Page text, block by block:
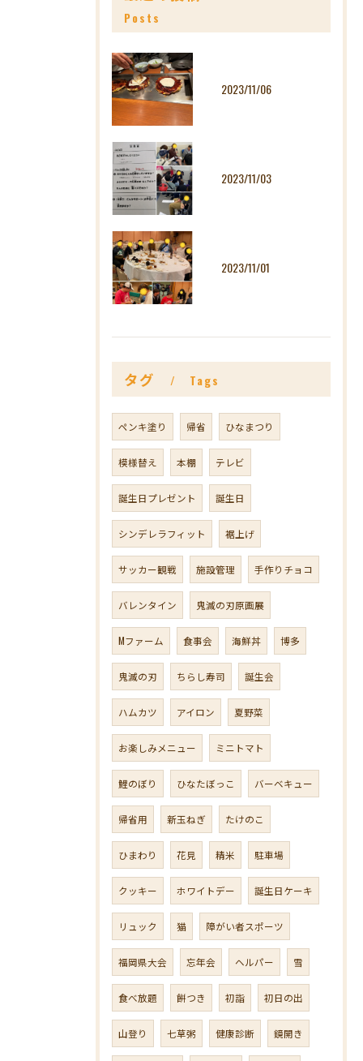
Posts
2023/11/06
2023/11/03
2023/11/01
タグ Tags
ペンキ塗り 帰省 ひなまつり
模様替え 本棚 テレビ
誕生日プレゼント 誕生日
シンデレラフィット 裾上げ
サッカー観戦 施設管理 手作りチョコ
バレンタイン 鬼滅の刃原画展
Mファーム 食事会 海鮮丼 博多
鬼滅の刃 ちらし寿司 誕生会
ハムカツ アイロン 夏野菜
お楽しみメニュー ミニトマト
鯉のぼり ひなたぼっこ バーベキュー
帰省用 新玉ねぎ たけのこ
ひまわり 花見 精米 駐車場
クッキー ホワイトデー 誕生日ケーキ
リュック 猫 障がい者スポーツ
福岡県大会 忘年会 ヘルパー 雪
食べ放題 餅つき 初詣 初日の出
山登り 七草粥 健康診断 鏡開き